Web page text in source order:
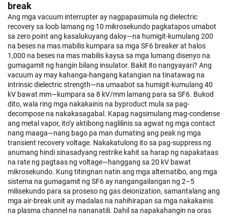
break
Ang mga vacuum interrupter ay nagpapasimula ng dielectric
recovery sa loob lamang ng 10 mikrosekundo pagkatapos umabot
sa zero point ang kasalukuyang daloy—na humigit-kumulang 200
na beses na mas mabilis kumpara sa mga SF6 breaker at halos
1,000 na beses na mas mabilis kaysa sa mga lumang disenyo na
gumagamit ng hangin bilang insulator. Bakit ito nangyayari? Ang
vacuum ay may kahanga-hangang katangian na tinatawag na
intrinsic dielectric strength—na umaabot sa humigit-kumulang 40
kV bawat mm—kumpara sa 8 kV/mm lamang para sa SF6. Bukod
dito, wala ring mga nakakainis na byproduct mula sa pag-
decompose na nakakasagabal. Kapag nagsimulang mag-condense
ang metal vapor, ito’y aktibong naglilinis sa agwat ng mga contact
nang maaga—nang bago pa man dumating ang peak ng mga
transient recovery voltage. Nakakatulong ito sa pag-suppress ng
anumang hindi sinasadyang restrike kahit sa harap ng napakataas
na rate ng pagtaas ng voltage—hanggang sa 20 kV bawat
mikrosekundo. Kung titingnan natin ang mga alternatibo, ang mga
sistema na gumagamit ng SF6 ay nangangailangan ng 2–5
milisekundo para sa proseso ng gas deionization, samantalang ang
mga air-break unit ay madalas na nahihirapan sa mga nakakainis
na plasma channel na nananatili. Dahil sa napakahangin na oras